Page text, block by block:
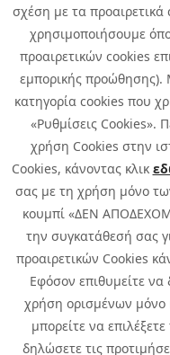
σχέση με τα
χρησιμοποιήσουμε
προαιρετικών cookies
εμπορικής προώθησης).
κατηγορία cookies που
«Ρυθμίσεις Cookies».
χρήση Cookies στην
Cookies, κάνοντας κλικ
σας με τη χρήση μόνο
κουμπί «ΔΕΝ
την συγκατάθεσή σας
προαιρετικών Cookies
Εφόσον επιθυμείτε
χρήση ορισμένων μόνο
μπορείτε να
δηλώσετε τις